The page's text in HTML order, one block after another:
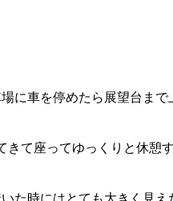
に車を停めたら展望台ま
て座ってゆっくりと休憩
時にはとても大きく見え